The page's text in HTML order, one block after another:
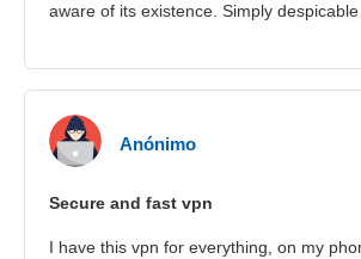
aware of its existence. Simply despicable
Anónimo
Secure and fast vpn
I have this vpn for everything, on my